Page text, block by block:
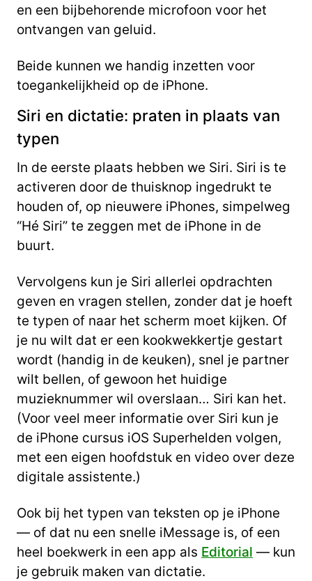
en een bijbehorende microfoon voor het
ontvangen van geluid.
Beide kunnen we handig inzetten voor
toegankelijkheid op de iPhone.
Siri en dictatie: praten in plaats van
typen
In de eerste plaats hebben we Siri. Siri is te
activeren door de thuisknop ingedrukt te
houden of, op nieuwere iPhones, simpelweg
“Hé Siri” te zeggen met de iPhone in de
buurt.
Vervolgens kun je Siri allerlei opdrachten
geven en vragen stellen, zonder dat je hoeft
te typen of naar het scherm moet kijken. Of
je nu wilt dat er een kookwekkertje gestart
wordt (handig in de keuken), snel je partner
wilt bellen, of gewoon het huidige
muzieknummer wil overslaan… Siri kan het.
(Voor veel meer informatie over Siri kun je
de iPhone cursus iOS Superhelden volgen,
met een eigen hoofdstuk en video over deze
digitale assistente.)
Ook bij het typen van teksten op je iPhone
— of dat nu een snelle iMessage is, of een
heel boekwerk in een app als Editorial — kun
je gebruik maken van dictatie.